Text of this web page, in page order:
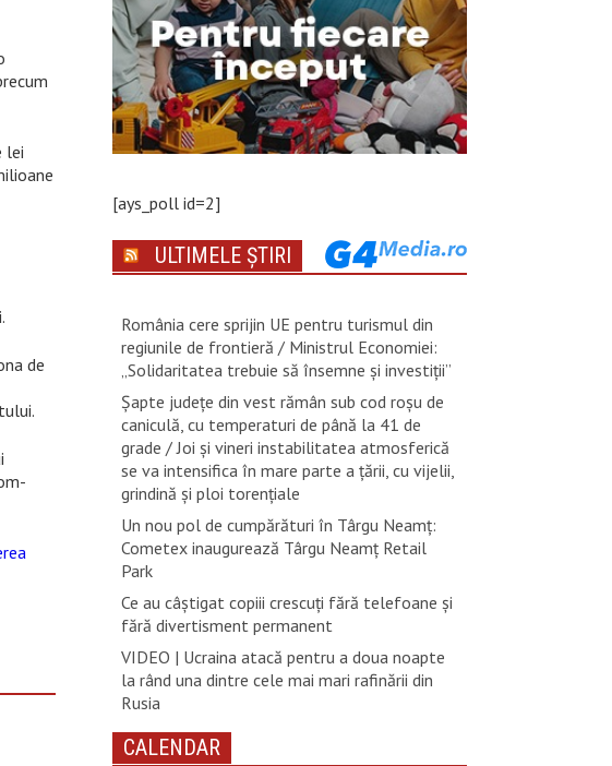
lei
de
[ays_poll id=2]
ULTIMELE ȘTIRI
România cere sprijin UE pentru turismul din
regiunile de frontieră / Ministrul Economiei:
„Solidaritatea trebuie să însemne și investiții”
Șapte județe din vest rămân sub cod roșu de
caniculă, cu temperaturi de până la 41 de
grade / Joi și vineri instabilitatea atmosferică
se va intensifica în mare parte a țării, cu vijelii,
grindină și ploi torențiale
Un nou pol de cumpărături în Târgu Neamț:
Cometex inaugurează Târgu Neamț Retail
Park
Ce au câștigat copiii crescuți fără telefoane și
fără divertisment permanent
VIDEO | Ucraina atacă pentru a doua noapte
la rând una dintre cele mai mari rafinării din
Rusia
CALENDAR